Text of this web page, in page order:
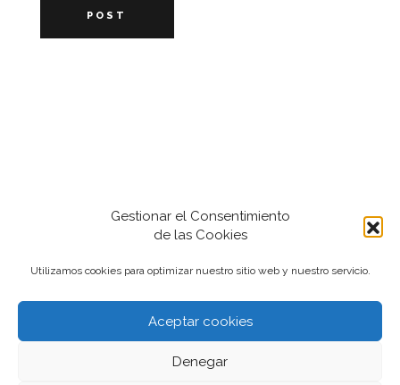
Gestionar el Consentimiento
de las Cookies
Utilizamos cookies para optimizar nuestro sitio web y nuestro servicio.
Aceptar cookies
Denegar
POST